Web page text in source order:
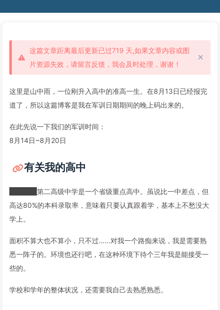
这篇文章距离最后更新已过719 天,如果文章内容或图
片资源失效，请留言反馈，我会及时处理，谢谢！
这里是山中雨，一位刚升入高中的准高一生。在8月13日已经报完
道了，所以这篇博客是我在军训日期期间的晚上码出来的。
在此先说一下我们的军训时间：
8月14日~8月20日
有关我的高中
第二高级中学是一个省级重点高中。虽说比一中差点，但
高达80%的本科录取率，意味着只要认真跟着学，基本上不愁没大
学上。
面积不算大也不算小，只不过……对我一个路痴来说，我是需要熟
悉一阵子的。环境也还行吧，在这种环境下待个三年我是能接受一
些的。
学校和学年的整体状况，还需要我自己去熟悉熟悉。